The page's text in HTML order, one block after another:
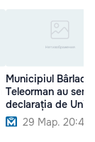
Municipiul Bârlad
Teleorman au
declarația de Unire
29 Мар. 20:40